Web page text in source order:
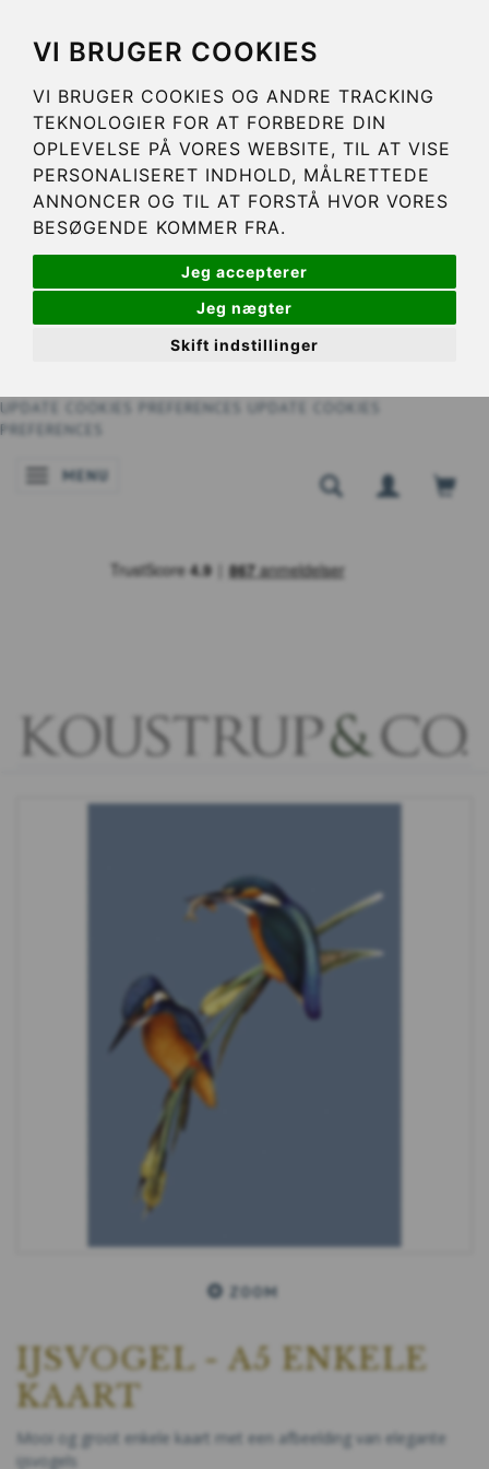
VI BRUGER COOKIES
VI BRUGER COOKIES OG ANDRE TRACKING
TEKNOLOGIER FOR AT FORBEDRE DIN
OPLEVELSE PÅ VORES WEBSITE, TIL AT VISE
PERSONALISERET INDHOLD, MÅLRETTEDE
ANNONCER OG TIL AT FORSTÅ HVOR VORES
BESØGENDE KOMMER FRA.
Jeg accepterer
Jeg nægter
Skift indstillinger
UPDATE COOKIES PREFERENCES
UPDATE COOKIES
PREFERENCES
NAVIGATIE IN-/UITSCHAKELEN
MENU
ZOOM
IJSVOGEL - A5 ENKELE
KAART
Mooi og groot enkele kaart met een afbeelding van elegante
ijsvogels